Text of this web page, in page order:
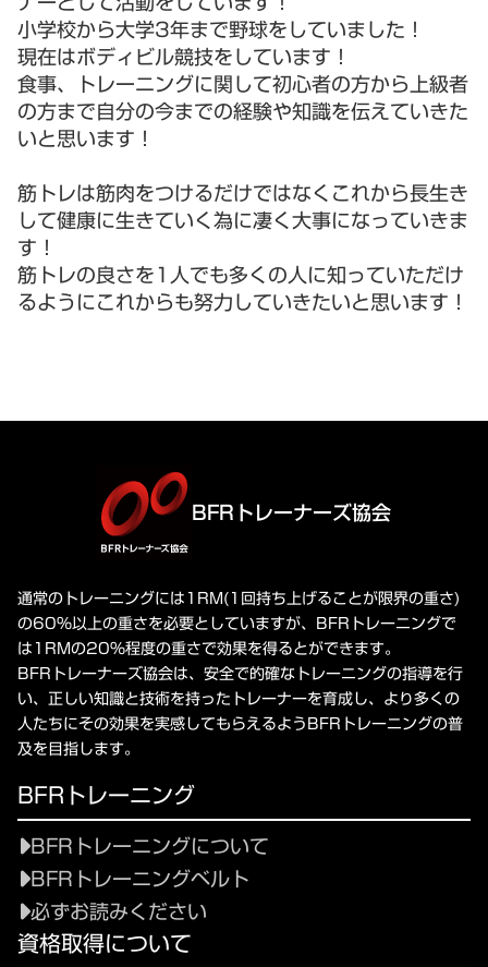
小学校から大学3年まで野球をしていました！
現在はボディビル競技をしています！
食事、トレーニングに関して初心者の方から上級者
の方まで自分の今までの経験や知識を伝えていきた
いと思います！
筋トレは筋肉をつけるだけではなくこれから長生き
して健康に生きていく為に凄く大事になっていきま
す！
筋トレの良さを1人でも多くの人に知っていただけ
るようにこれからも努力していきたいと思います！
BFRトレーナーズ協会
通常のトレーニングには1RM(1回持ち上げることが限界の重さ)
の60%以上の重さを必要としていますが、BFRトレーニングで
は1RMの20%程度の重さで効果を得るとができます。
BFRトレーナーズ協会は、安全で的確なトレーニングの指導を行
い、正しい知識と技術を持ったトレーナーを育成し、より多くの
人たちにその効果を実感してもらえるようBFRトレーニングの普
及を目指します。
BFRトレーニング
BFRトレーニングについて
BFRトレーニングベルト
必ずお読みください
資格取得について